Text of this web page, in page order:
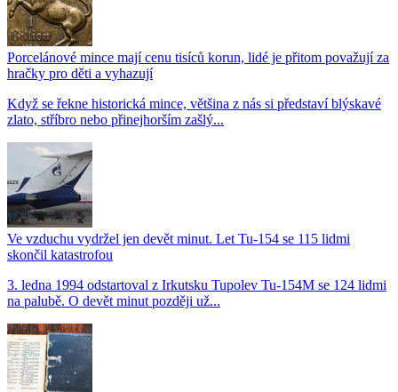
Porcelánové mince mají cenu tisíců korun, lidé je přitom považují za
hračky pro děti a vyhazují
Když se řekne historická mince, většina z nás si představí blýskavé
zlato, stříbro nebo přinejhorším zašlý...
Ve vzduchu vydržel jen devět minut. Let Tu-154 se 115 lidmi
skončil katastrofou
3. ledna 1994 odstartoval z Irkutsku Tupolev Tu-154M se 124 lidmi
na palubě. O devět minut později už...